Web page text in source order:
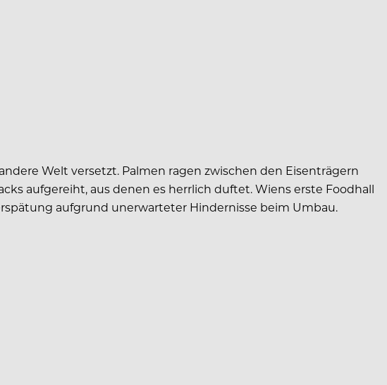
Welt versetzt. Palmen ragen zwischen den Eisenträgern
aufgereiht, aus denen es herrlich duftet. Wiens erste Foodhall
aufgrund unerwarteter Hindernisse beim Umbau.